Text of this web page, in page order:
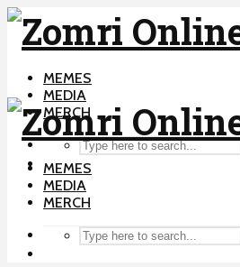
MEMES
MEDIA
MERCH
MEMES
MEDIA
MERCH